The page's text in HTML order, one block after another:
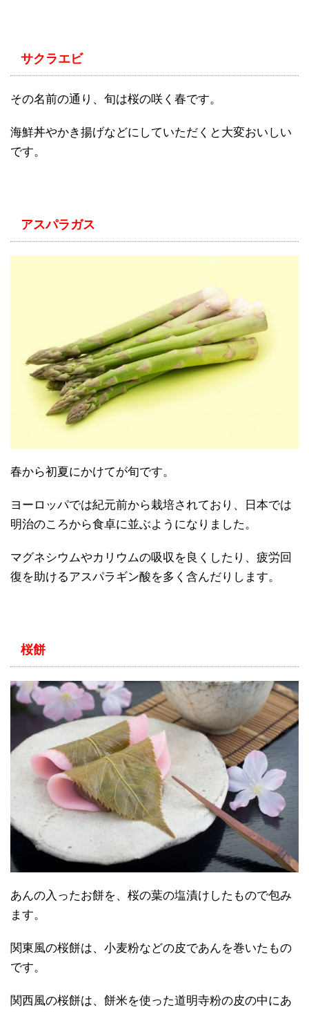
サクラエビ
その名前の通り、旬は桜の咲く春です。
海鮮丼やかき揚げなどにしていただくと大変おいしい
です。
アスパラガス
春から初夏にかけてが旬です。
ヨーロッパでは紀元前から栽培されており、日本では
明治のころから食卓に並ぶようになりました。
マグネシウムやカリウムの吸収を良くしたり、疲労回
復を助けるアスパラギン酸を多く含んだりします。
桜餅
あんの入ったお餅を、桜の葉の塩漬けしたもので包み
ます。
関東風の桜餅は、小麦粉などの皮であんを巻いたもの
です。
関西風の桜餅は、餅米を使った道明寺粉の皮の中にあ